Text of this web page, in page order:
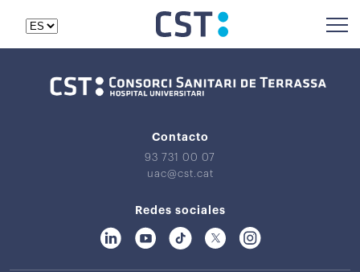
Contacto
93 731 00 07
uac@cst.cat
Redes sociales